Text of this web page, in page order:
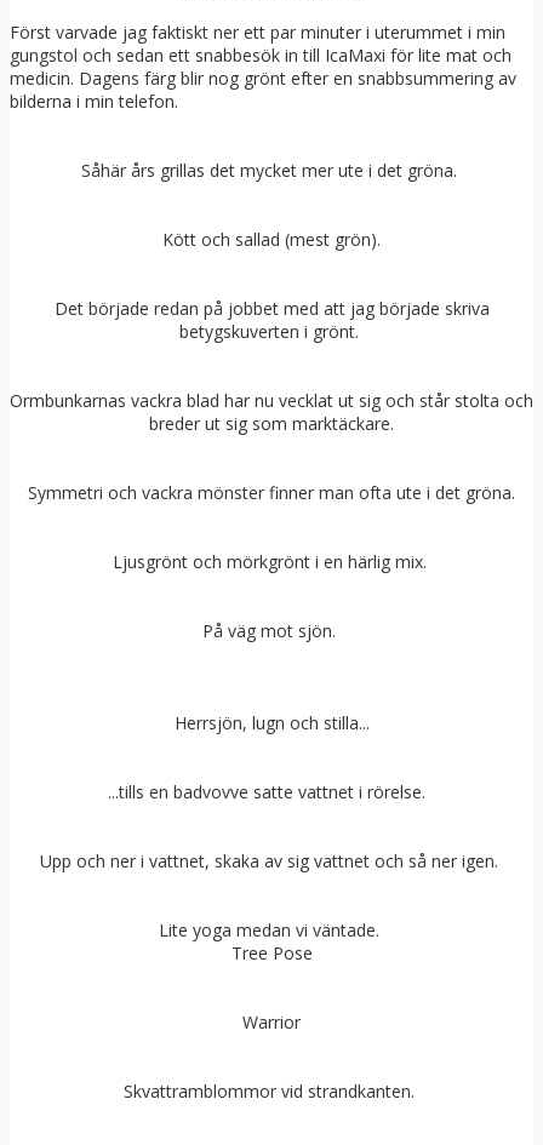
Först varvade jag faktiskt ner ett par minuter i uterummet i min
gungstol och sedan ett snabbesök in till IcaMaxi för lite mat och
medicin. Dagens färg blir nog grönt efter en snabbsummering av
bilderna i min telefon.
Såhär års grillas det mycket mer ute i det gröna.
Kött och sallad (mest grön).
Det började redan på jobbet med att jag började skriva
betygskuverten i grönt.
Ormbunkarnas vackra blad har nu vecklat ut sig och står stolta och
breder ut sig som marktäckare.
Symmetri och vackra mönster finner man ofta ute i det gröna.
Ljusgrönt och mörkgrönt i en härlig mix.
På väg mot sjön.
Herrsjön, lugn och stilla...
...tills en badvovve satte vattnet i rörelse.
Upp och ner i vattnet, skaka av sig vattnet och så ner igen.
Lite yoga medan vi väntade.
Tree Pose
Warrior
Skvattramblommor vid strandkanten.